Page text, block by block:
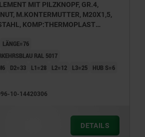
MIT PILZKNOPF, GR.4,
M.KONTERMUTTER, M20X1,5,
KOMP:THERMOPLAST
LÄNGE=76
RAL 5017
D2=33 L1=28 L2=12 L3=25
HUB S=6
10-14420306
DETAILS